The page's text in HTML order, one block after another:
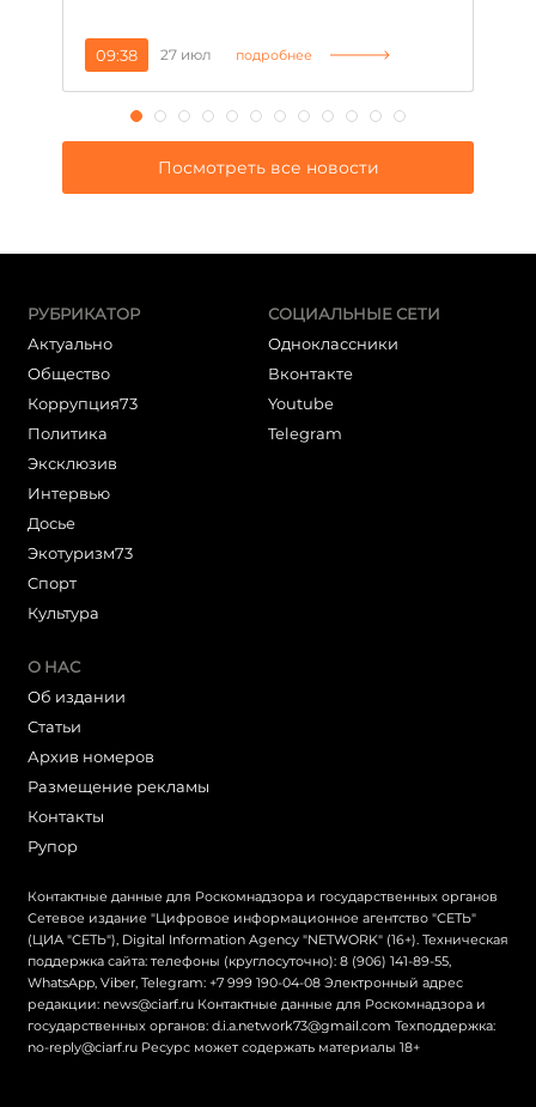
09:38 27 июл подробнее
Посмотреть все новости
РУБРИКАТОР
Актуально
Общество
Коррупция73
Политика
Эксклюзив
Интервью
Досье
Экотуризм73
Cпорт
Культура
СОЦИАЛЬНЫЕ СЕТИ
Одноклассники
Вконтакте
Youtube
Telegram
О НАС
Об издании
Статьи
Архив номеров
Размещение рекламы
Контакты
Рупор
Контактные данные для Роскомнадзора и государственных органов
Сетевое издание "Цифровое информационное агентство "СЕТЬ"
(ЦИА "СЕТЬ"), Digital Information Agency "NETWORK" (16+). Техническая
поддержка сайта: телефоны (круглосуточно): 8 (906) 141-89-55,
WhatsApp, Viber, Telegram: +7 999 190-04-08 Электронный адрес
редакции: news@ciarf.ru Контактные данные для Роскомнадзора и
государственных органов: d.i.a.network73@gmail.com Техподдержка:
no-reply@ciarf.ru Ресурс может содержать материалы 18+